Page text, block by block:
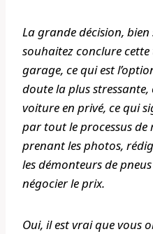
La grande décision, bien
souhaitez conclure
garage, ce qui est
doute la plus
voiture en privé, ce qui
par tout le processus de
prenant les photos,
les démonteurs de
négocier le prix.
Oui, il est vrai que vous